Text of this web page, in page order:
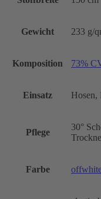
Gewicht 233 g/
Komposition 73%
Einsatz Hosen,
Pflege
30°
Farbe